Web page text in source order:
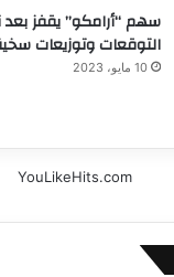
سهم “أرامكو” يقفز
التوقعات وتوزيعات
10 مايو، 2023
YouLikeHits.com